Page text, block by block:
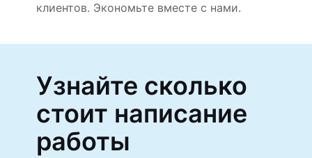
клиентов. Экономьте вместе с нами.
Узнайте сколько
стоит написание
работы